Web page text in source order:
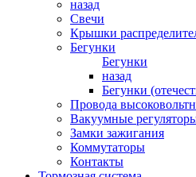
назад
Свечи
Крышки
Бегунки
Бегунки
назад
Бегунки
Провода
Вакуумные
Замки зажигания
Коммутаторы
Контакты